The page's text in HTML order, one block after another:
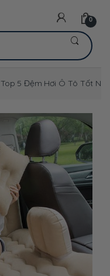
0
Top 5 Đệm Hơi Ô Tô Tốt